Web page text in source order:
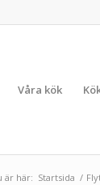
Våra kök
är här: Startsida /